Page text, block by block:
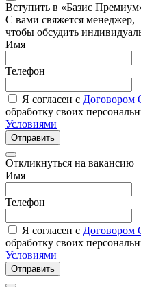
Вступить в «Базис
С вами свяжется менеджер,
чтобы обсудить
Имя
Телефон
Я согласен с Договором
обработку своих
Условиями
Отправить
Откликнуться на вакансию
Имя
Телефон
Я согласен с Договором
обработку своих
Условиями
Отправить